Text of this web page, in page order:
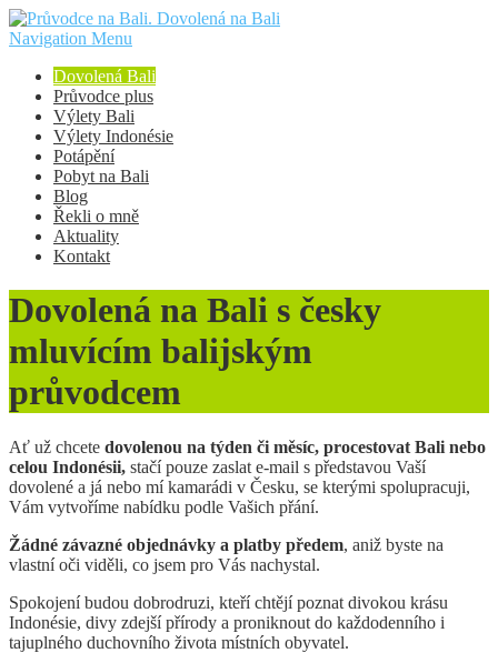
Navigation Menu
Dovolená Bali
Průvodce plus
Výlety Bali
Výlety Indonésie
Potápění
Pobyt na Bali
Blog
Řekli o mně
Aktuality
Kontakt
Dovolená na Bali s česky
mluvícím balijským
průvodcem
Ať už chcete dovolenou na týden či měsíc, procestovat Bali nebo
celou Indonésii, stačí pouze zaslat e-mail s představou Vaší
dovolené a já nebo mí kamarádi v Česku, se kterými spolupracuji,
Vám vytvoříme nabídku podle Vašich přání.
Žádné závazné objednávky a platby předem, aniž byste na
vlastní oči viděli, co jsem pro Vás nachystal.
Spokojení budou dobrodruzi, kteří chtějí poznat divokou krásu
Indonésie, divy zdejší přírody a proniknout do každodenního i
tajuplného duchovního života místních obyvatel.